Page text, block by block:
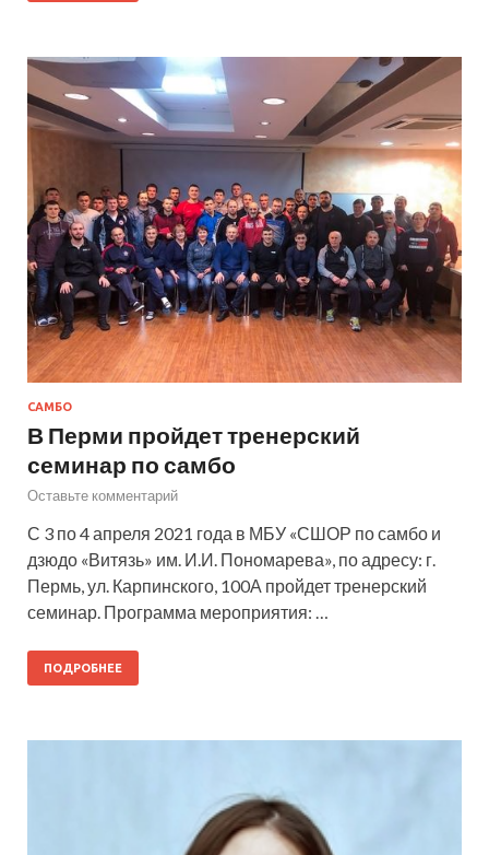
САМБО
В Перми пройдет тренерский
семинар по самбо
Оставьте комментарий
С 3 по 4 апреля 2021 года в МБУ «СШОР по самбо и
дзюдо «Витязь» им. И.И. Пономарева», по адресу: г.
Пермь, ул. Карпинского, 100А пройдет тренерский
семинар. Программа мероприятия: …
ПОДРОБНЕЕ